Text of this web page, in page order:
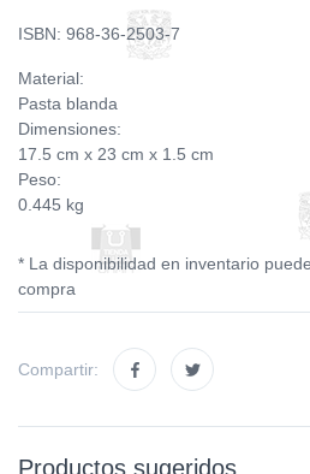
ISBN: 968-36-2503-7
Material:
Pasta blanda
Dimensiones:
17.5 cm x 23 cm x 1.5 cm
Peso:
0.445 kg
* La disponibilidad en inventario
compra
Compartir:
Productos sugeridos